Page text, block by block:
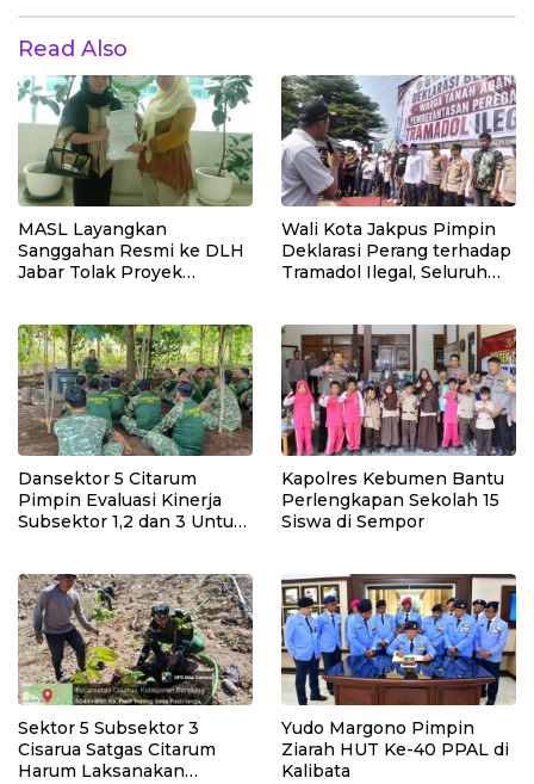
Read Also
MASL Layangkan
Sanggahan Resmi ke DLH
Jabar Tolak Proyek
Budaya dan Risiko Gempa
Sesar Baribis
Wali Kota Jakpus Pimpin
Deklarasi Perang terhadap
Tramadol Ilegal, Seluruh
Dansektor 5 Citarum
Pimpin Evaluasi Kinerja
Subsektor 1,2 dan 3 Untuk
Lingkungan
Kapolres Kebumen Bantu
Perlengkapan Sekolah 15
Siswa di Sempor
Sektor 5 Subsektor 3
Cisarua Satgas Citarum
Harum Laksanakan
Yudo Margono Pimpin
Ziarah HUT Ke-40 PPAL di
Kalibata